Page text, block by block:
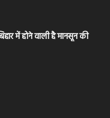
में होने वाली है मानसून की